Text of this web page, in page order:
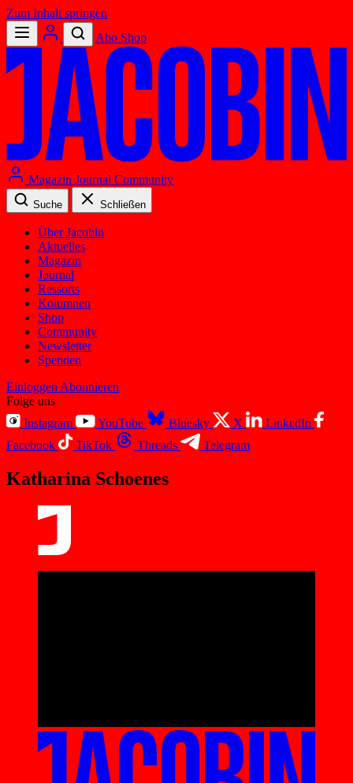
Zum Inhalt springen
Abo Shop
Magazin Journal Community
Suche Schließen
Über Jacobin
Aktuelles
Magazin
Journal
Ressorts
Kolumnen
Shop
Community
Newsletter
Spenden
Einloggen Abonnieren
Folge uns
Instagram
YouTube Bluesky X
LinkedIn
Facebook
TikTok Threads Telegram
Katharina Schoenes